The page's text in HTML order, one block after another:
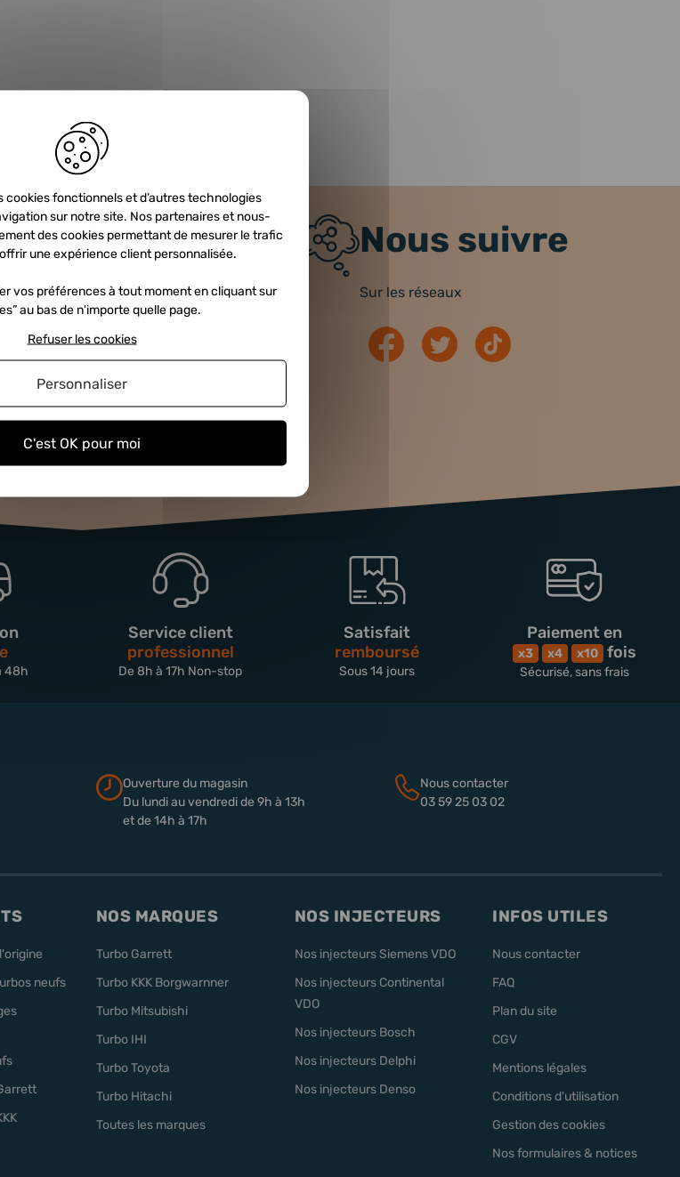
Newsletter
vous et recevez nos offres et
Nous suivre
Sur les réseaux
48h
Service client
professionnel
De 8h à 17h Non-stop
Satisfait
remboursé
Sous 14 jours
Paiement en
x3 x4 x10 fois
Sécurisé, sans frais
Ouverture du magasin
Du lundi au vendredi de 9h à 13h
et de 14h à 17h
Nous contacter
03 59 25 03 02
neufs
NOS MARQUES
Turbo Garrett
Turbo KKK Borgwarnner
Turbo Mitsubishi
Turbo IHI
Turbo Toyota
Turbo Hitachi
Toutes les marques
NOS INJECTEURS
Nos injecteurs Siemens VDO
Nos injecteurs Continental
VDO
Nos injecteurs Bosch
Nos injecteurs Delphi
Nos injecteurs Denso
INFOS UTILES
Nous contacter
FAQ
Plan du site
CGV
Mentions légales
Conditions d'utilisation
Gestion des cookies
Nos formulaires & notices
cookies fonctionnels et d’autres technologies
sur notre site. Nos partenaires et nous-
des cookies permettant de mesurer le trafic
une expérience client personnalisée.
vos préférences à tout moment en cliquant sur
au bas de n'importe quelle page.
C'est OK pour moi
Refuser les cookies
Personnaliser